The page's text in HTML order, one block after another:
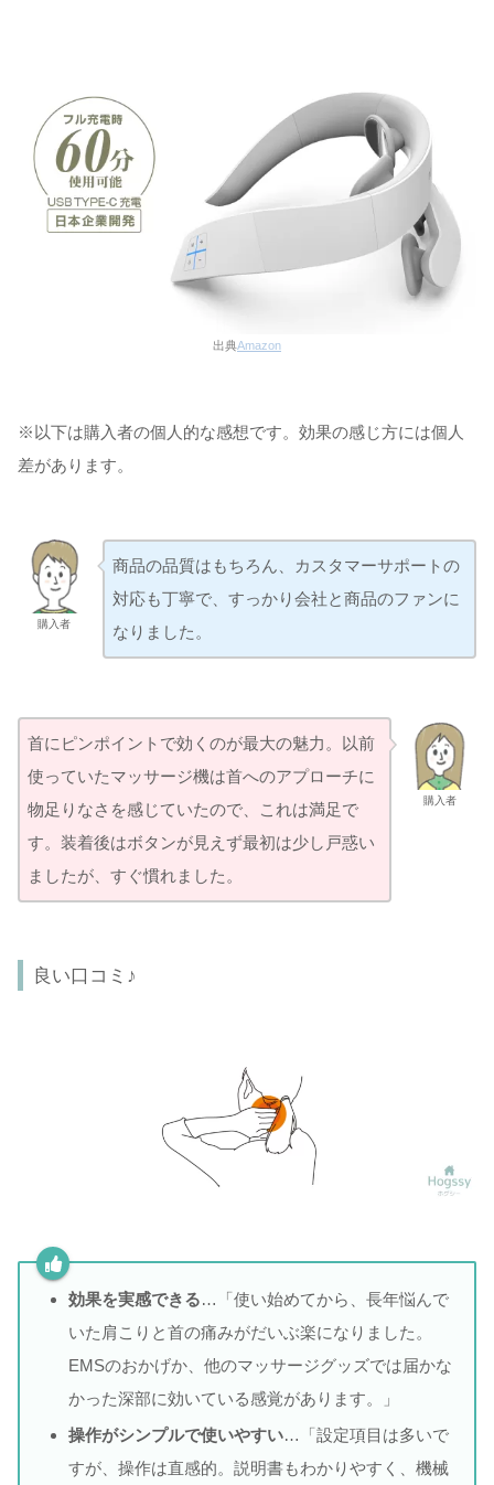
出典Amazon
※以下は購入者の個人的な感想です。効果の感じ方には個人
差があります。
購入者
商品の品質はもちろん、カスタマーサポートの
対応も丁寧で、すっかり会社と商品のファンに
なりました。
購入者
首にピンポイントで効くのが最大の魅力。以前
使っていたマッサージ機は首へのアプローチに
物足りなさを感じていたので、これは満足で
す。装着後はボタンが見えず最初は少し戸惑い
ましたが、すぐ慣れました。
良い口コミ♪
効果を実感できる…「使い始めてから、長年悩んで
いた肩こりと首の痛みがだいぶ楽になりました。
EMSのおかげか、他のマッサージグッズでは届かな
かった深部に効いている感覚があります。」
操作がシンプルで使いやすい…「設定項目は多いで
すが、操作は直感的。説明書もわかりやすく、機械